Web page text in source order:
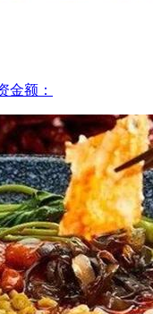
金额：